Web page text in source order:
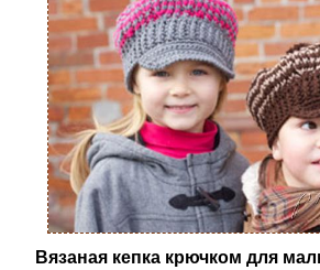
Вязаная кепка крючком для